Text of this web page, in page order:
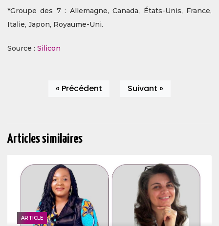
*Groupe des 7 : Allemagne, Canada, États-Unis, France,
Italie, Japon, Royaume-Uni.
Source : Silicon
« Précédent Suivant »
Articles similaires
ARTICLE